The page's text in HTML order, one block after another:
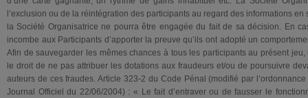
l’exclusion ou de la réintégration des participants au regard des informations
la Société Organisatrice ne pourra être engagée du fait de sa décision. En
incombe aux Participants d’apporter la preuve qu’ils ont adopté un
Afin de sauvegarder les mêmes chances à tous les participants au présent
le droit de ne pas attribuer les dotations aux fraudeurs et/ou de poursuivre
auteurs de ces fraudes. Article 323-2 du Code Pénal (modifié par
Journal Officiel du 22/06/2004) : « Le fait d’entraver ou de fausser le